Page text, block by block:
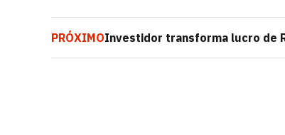
PRÓXIMOInvestidor transforma lucro de
Ethereum